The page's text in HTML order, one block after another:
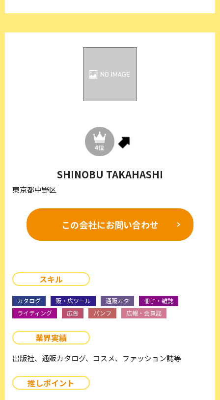
SHINOBU TAKAHASHI
東京都中野区
この会社にお問い合わせ
スキル
カタログ 販・広ツール 通販カタ
冊子・雑誌
ライティング
広告 パンフ 広報・会員誌
業界実績
出版社、通販カタログ、コスメ、ファッション誌等
推しポイント